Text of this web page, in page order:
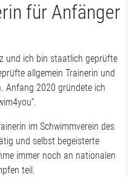
für Anfänger
und ich bin staatlich geprüfte
allgemein Trainerin und
Anfang 2020 gründete ich
im Schwimmverein des
und selbst begeisterte
immer noch an nationalen
teil.